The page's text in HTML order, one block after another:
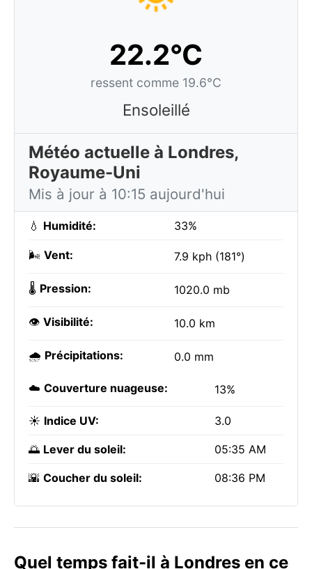
22.2°C
ressent comme 19.6°C
Ensoleillé
Météo actuelle à Londres,
Royaume-Uni
Mis à jour à 10:15 aujourd'hui
💧 Humidité: 33%
🌬️ Vent: 7.9 kph (181°)
🌡️ Pression: 1020.0 mb
👁️ Visibilité: 10.0 km
🌧️ Précipitations: 0.0 mm
☁️ Couverture nuageuse: 13%
☀️ Indice UV: 3.0
🌅 Lever du soleil: 05:35 AM
🌇 Coucher du soleil: 08:36 PM
Quel temps fait-il à Londres en ce